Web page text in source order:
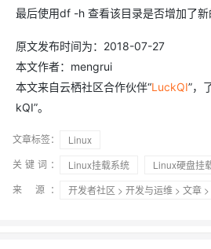
最后使用df -h 查看该目录是否增加了新
原文发布时间为：2018-07-27
本文作者：mengrui
本文来自云栖社区合作伙伴“LuckQI”，
kQI”。
文章标签：
Linux
关键词：
Linux挂载系统
Linux硬盘挂
来 源：
开发者社区 > 开发与运维 > 文章